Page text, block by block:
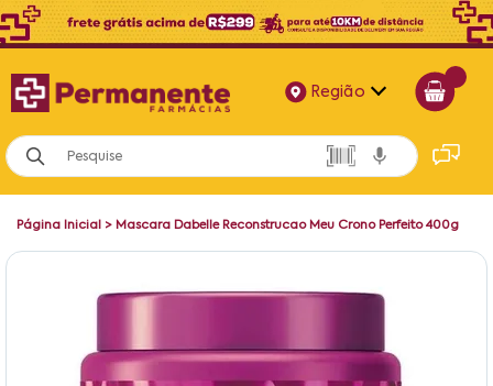
Região
Alagoas
Bahia
Página Inicial > Mascara Dabelle Reconstrucao Meu Crono Perfeito 400g